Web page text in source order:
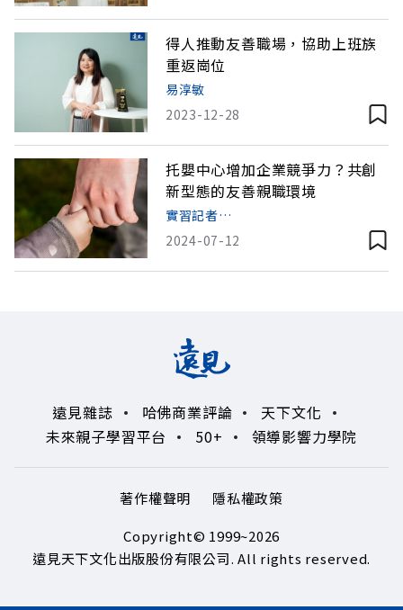
得人推動友善職場，協助上班族
重返崗位
易淳敏
2023-12-28
托嬰中心增加企業競爭力？共創
新型態的友善親職環境
實習記者方浚碩
2024-07-12
遠見雜誌 哈佛商業評論
天下文化
未來親子學習平台
50+ 領導影響力學院
著作權聲明
隱私權政策
Copyright© 1999~2026
遠見天下文化出版股份有限公司. All rights reserved.